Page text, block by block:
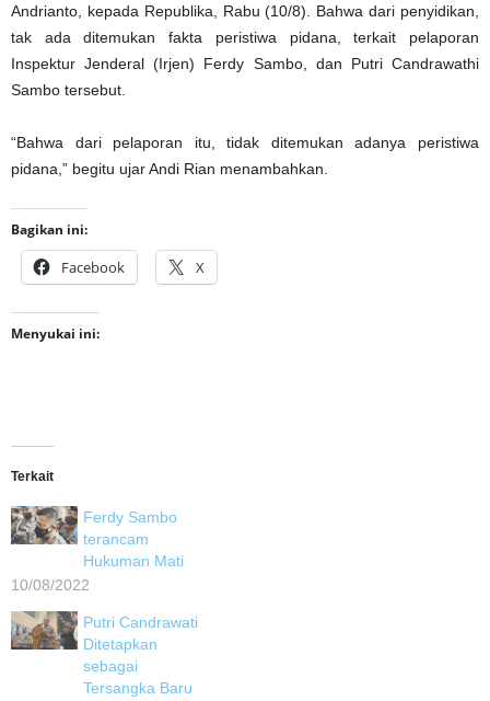
Andrianto, kepada Republika, Rabu (10/8). Bahwa dari penyidikan,
tak ada ditemukan fakta peristiwa pidana, terkait pelaporan
Inspektur Jenderal (Irjen) Ferdy Sambo, dan Putri Candrawathi
Sambo tersebut.
“Bahwa dari pelaporan itu, tidak ditemukan adanya peristiwa
pidana,” begitu ujar Andi Rian menambahkan.
Bagikan ini:
Facebook X
Menyukai ini:
Terkait
Ferdy Sambo
terancam
Hukuman Mati
10/08/2022
Putri Candrawati
Ditetapkan
sebagai
Tersangka Baru